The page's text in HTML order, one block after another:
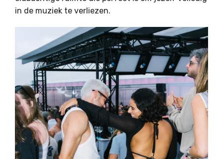
in de muziek te verliezen.